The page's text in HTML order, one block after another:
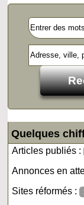
Quelques
Articles publiés :
Annonces en
Sites réformés :